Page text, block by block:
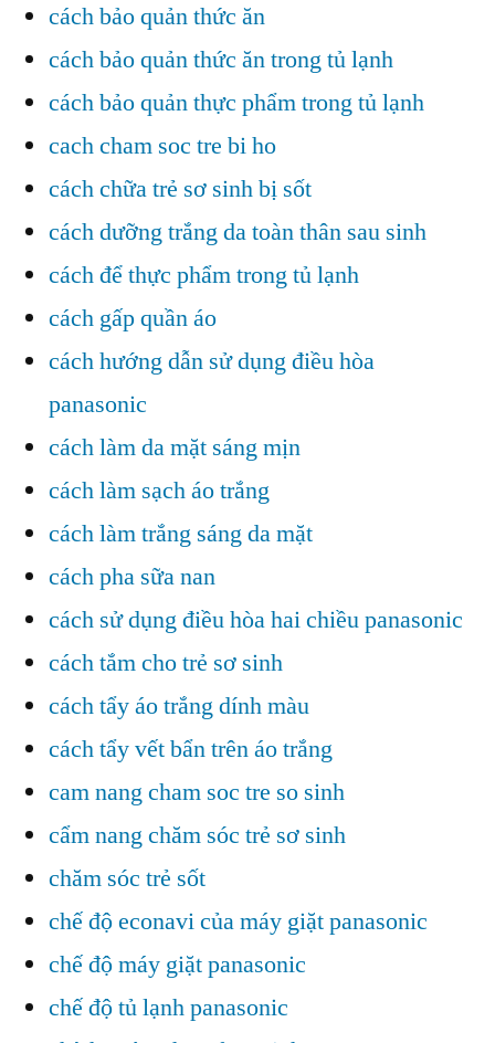
cách bảo quản thức ăn
cách bảo quản thức ăn trong tủ lạnh
cách bảo quản thực phẩm trong tủ lạnh
cach cham soc tre bi ho
cách chữa trẻ sơ sinh bị sốt
cách dưỡng trắng da toàn thân sau sinh
cách để thực phẩm trong tủ lạnh
cách gấp quần áo
cách hướng dẫn sử dụng điều hòa
panasonic
cách làm da mặt sáng mịn
cách làm sạch áo trắng
cách làm trắng sáng da mặt
cách pha sữa nan
cách sử dụng điều hòa hai chiều panasonic
cách tắm cho trẻ sơ sinh
cách tẩy áo trắng dính màu
cách tẩy vết bẩn trên áo trắng
cam nang cham soc tre so sinh
cẩm nang chăm sóc trẻ sơ sinh
chăm sóc trẻ sốt
chế độ econavi của máy giặt panasonic
chế độ máy giặt panasonic
chế độ tủ lạnh panasonic